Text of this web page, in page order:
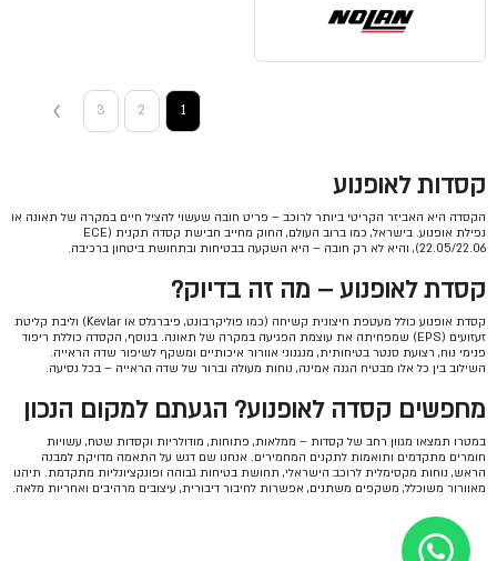
1
2
3
קסדות לאופנוע
הקסדה היא האביזר הקריטי ביותר לרוכב – פריט חובה שעשוי להציל חיים במקרה של תאונה או
נפילת אופנוע. בישראל, כמו ברוב העולם, החוק מחייב חבישת קסדה תקנית (ECE
22.05/22.06), והיא לא רק חובה – היא השקעה בבטיחות ובתחושת ביטחון ברכיבה.
קסדת לאופנוע – מה זה בדיוק?
קסדת אופנוע כולל מעטפת חיצונית קשיחה (כמו פוליקרבונט, פיברגלס או Kevlar) וליבת קליטת
זעזועים (EPS) שמפחיתה את עוצמת הפגיעה במקרה של תאונה. בנוסף, הקסדה כוללת ריפוד
פנימי נוח, רצועת סנטר בטיחותית, מנגנוני אוורור איכותיים ומשקף לשיפור שדה הראייה.
השילוב בין כל אלו מבטיח הגנה אמינה, נוחות מעולה וברור של שדה הראייה – בכל נסיעה.
מחפשים קסדה לאופנוע? הגעתם למקום הנכון
במטרו תמצאו מגוון רחב של קסדות – ממלאות, פתוחות, מודולריות וקסדות שטח, עשויות
חומרים מתקדמים ותואמות לתקנים המחמירים. אנחנו שם דגש על התאמה מדויקת למבנה
הראש, נוחות מקסימלית לרוכב הישראלי, תחושת בטיחות גבוהה ופונקציונליות מתקדמת. תיהנו
מאוורור משוכלל, משקפים משתנים, אפשרות לחיבור דיבורית, עיצובים מרהיבים ואחריות מלאה.